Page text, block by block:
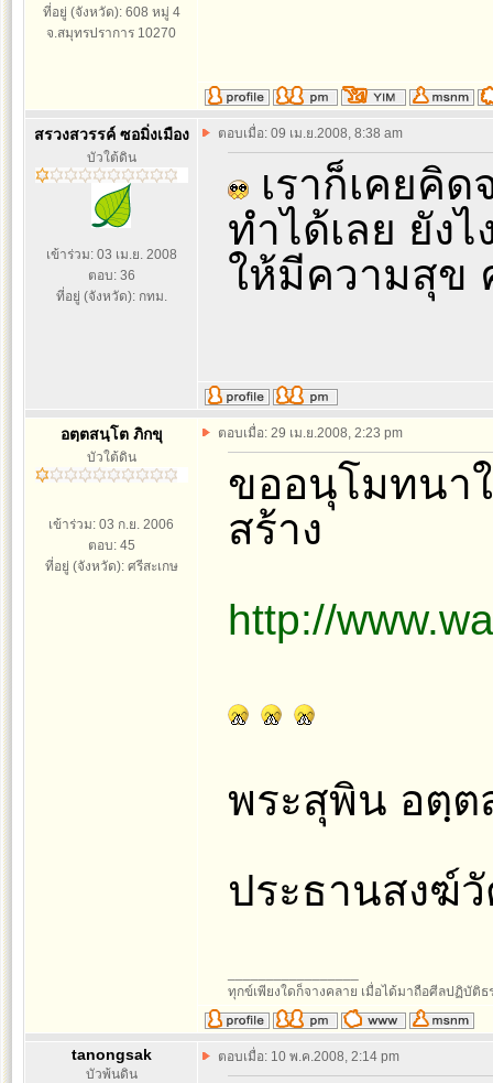
ที่อยู่ (จังหวัด): 608 หมู่ 4
จ.สมุทรปราการ 10270
สรวงสวรรค์ ซอมิ่งเมือง
บัวใต้ดิน
เข้าร่วม: 03 เม.ย. 2008
ตอบ: 36
ที่อยู่ (จังหวัด): กทม.
ตอบเมื่อ: 09 เม.ย.2008, 8:38 am
เราก็เคยคิด
ทำได้เลย ยัง
ให้มีความสุข
อตฺตสนฺโต ภิกขุ
บัวใต้ดิน
เข้าร่วม: 03 ก.ย. 2006
ตอบ: 45
ที่อยู่ (จังหวัด): ศรีสะเกษ
ตอบเมื่อ: 29 เม.ย.2008, 2:23 pm
ขออนุโมทนา
สร้าง
http://
พระสุพิน อตฺต
ประธานสงฆ์
ทุกข์เพียงใดก็จางคลาย เมื่อได้มาถือศีลปฏิบัติธ
tanongsak
บัวพ้นดิน
ตอบเมื่อ: 10 พ.ค.2008, 2:14 pm